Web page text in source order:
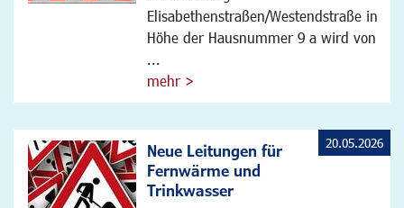
Elisabethenstraßen/Westendstraße in
Höhe der Hausnummer 9 a wird von
...
mehr >
Neue Leitungen für
Fernwärme und
Trinkwasser
20.05.2026